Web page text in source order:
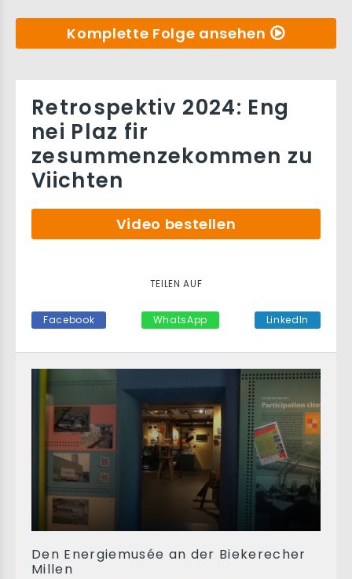
Komplette Folge ansehen
Den Energiemusée an der Biekerecher
Millen
Retrospektiv 2024: Eng
nei Plaz fir
zesummenzekommen zu
Viichten
Video bestellen
TEILEN AUF
Facebook WhatsApp LinkedIn